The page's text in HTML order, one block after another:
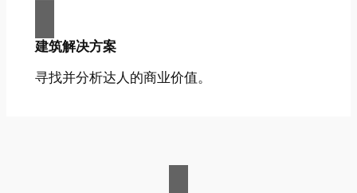
建筑解决方案
寻找并分析达人的商业价值。